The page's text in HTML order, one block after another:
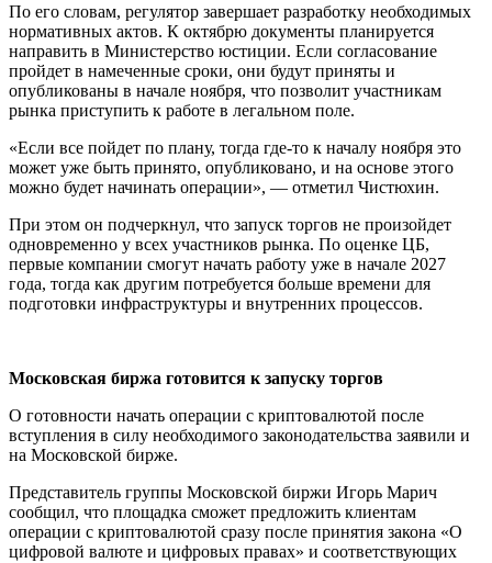
По его словам, регулятор завершает разработку необходимых
нормативных актов. К октябрю документы планируется
направить в Министерство юстиции. Если согласование
пройдет в намеченные сроки, они будут приняты и
опубликованы в начале ноября, что позволит участникам
рынка приступить к работе в легальном поле.
«Если все пойдет по плану, тогда где-то к началу ноября это
может уже быть принято, опубликовано, и на основе этого
можно будет начинать операции», — отметил Чистюхин.
При этом он подчеркнул, что запуск торгов не произойдет
одновременно у всех участников рынка. По оценке ЦБ,
первые компании смогут начать работу уже в начале 2027
года, тогда как другим потребуется больше времени для
подготовки инфраструктуры и внутренних процессов.
Московская биржа готовится к запуску торгов
О готовности начать операции с криптовалютой после
вступления в силу необходимого законодательства заявили и
на Московской бирже.
Представитель группы Московской биржи Игорь Марич
сообщил, что площадка сможет предложить клиентам
операции с криптовалютой сразу после принятия закона «О
цифровой валюте и цифровых правах» и соответствующих